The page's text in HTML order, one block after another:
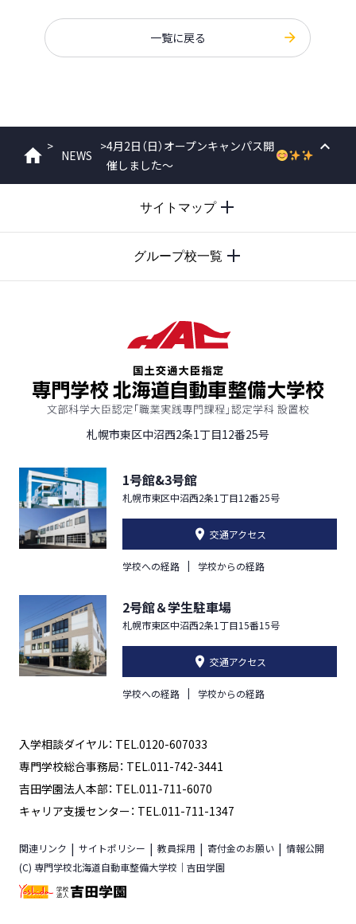
一覧に戻る
ホーム
>
NEWS
>4月2日（日）オープンキャンパス開
催しました～
サイトマップ
グループ校一覧
札幌市東区中沼西2条1丁目12番25号
1号館&3号館
札幌市東区中沼西2条1丁目12番25号
交通アクセス
学校への経路 学校からの経路
2号館＆学生駐車場
札幌市東区中沼西2条1丁目15番15号
交通アクセス
学校への経路 学校からの経路
入学相談ダイヤル： TEL.0120-607033
専門学校総合事務局： TEL.011-742-3441
吉田学園法人本部： TEL.011-711-6070
キャリア支援センター： TEL.011-711-1347
関連リンク サイトポリシー 教員採用 寄付金のお願い
情報公開
(C) 専門学校北海道自動車整備大学校｜吉田学園